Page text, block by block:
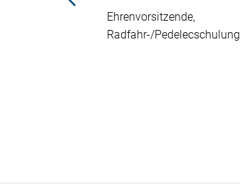
Ehrenvorsitzende,
Radfahr-/Pedelecschulung